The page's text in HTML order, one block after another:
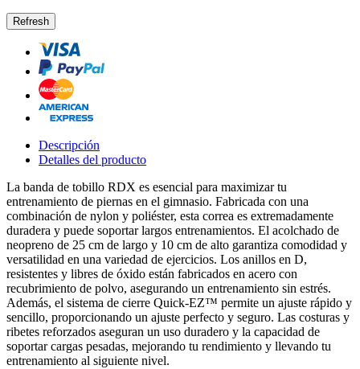
Descripción
Detalles del producto
La banda de tobillo RDX es esencial para maximizar tu
entrenamiento de piernas en el gimnasio. Fabricada con una
combinación de nylon y poliéster, esta correa es extremadamente
duradera y puede soportar largos entrenamientos. El acolchado de
neopreno de 25 cm de largo y 10 cm de alto garantiza comodidad y
versatilidad en una variedad de ejercicios. Los anillos en D,
resistentes y libres de óxido están fabricados en acero con
recubrimiento de polvo, asegurando un entrenamiento sin estrés.
Además, el sistema de cierre Quick-EZ™ permite un ajuste rápido y
sencillo, proporcionando un ajuste perfecto y seguro. Las costuras y
ribetes reforzados aseguran un uso duradero y la capacidad de
soportar cargas pesadas, mejorando tu rendimiento y llevando tu
entrenamiento al siguiente nivel.